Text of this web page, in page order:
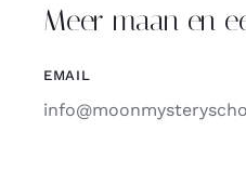
Meer maan en
EMAIL